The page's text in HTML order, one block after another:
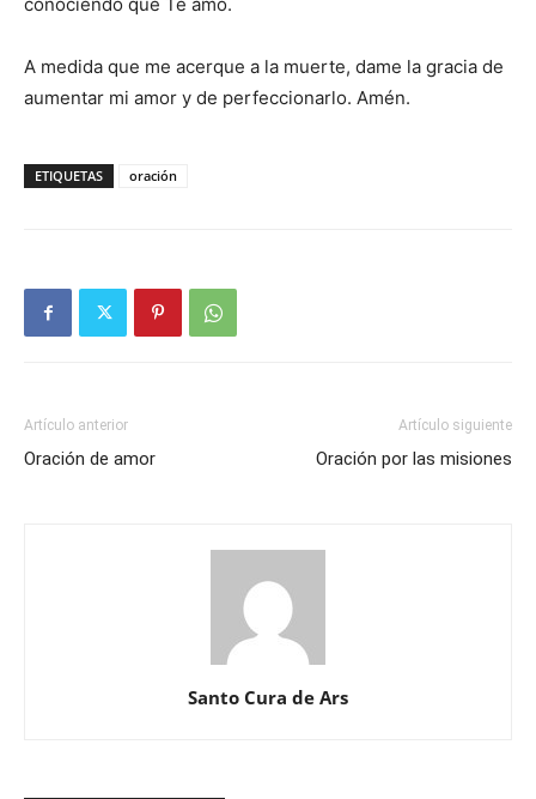
A medida que me acerque a la muerte, dame la gracia de
aumentar mi amor y de perfeccionarlo. Amén.
ETIQUETAS oración
Artículo anterior
Oración de amor
Artículo siguiente
Oración por las misiones
Santo Cura de Ars